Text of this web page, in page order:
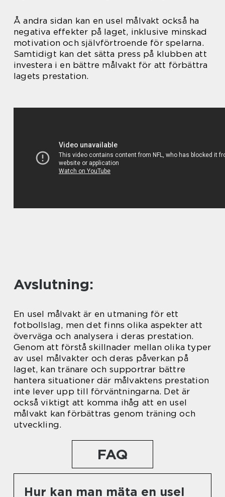
Å andra sidan kan en usel målvakt också ha
negativa effekter på laget, inklusive minskad
motivation och självförtroende för spelarna.
Samtidigt kan det sätta press på klubben att
investera i en bättre målvakt för att förbättra
lagets prestation.
Avslutning:
En usel målvakt är en utmaning för ett
fotbollslag, men det finns olika aspekter att
överväga och analysera i deras prestation.
Genom att förstå skillnader mellan olika typer
av usel målvakter och deras påverkan på
laget, kan tränare och supportrar bättre
hantera situationer där målvaktens prestation
inte lever upp till förväntningarna. Det är
också viktigt att komma ihåg att en usel
målvakt kan förbättras genom träning och
utveckling.
FAQ
Hur kan man mäta en usel